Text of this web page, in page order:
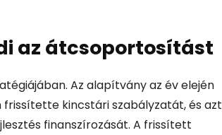
az átcsoportosítást
Az alapítvány az év elején
frissítette kincstári szabályzatát, és azt
finanszírozását. A frissített